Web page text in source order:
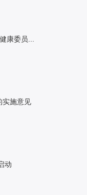
康委员...
实施意见
动